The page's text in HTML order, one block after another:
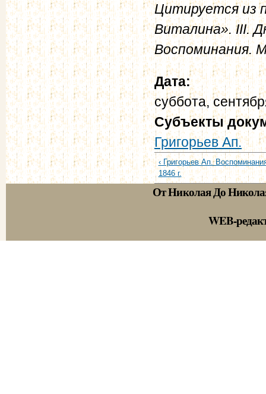
Цитируется из
Виталина».III.
Воспоминания.
Дата:
суббота,
Субъекты
Григорьев Ап.
‹ Григорьев Ап.
1846 г.
От Николая До
WEB-